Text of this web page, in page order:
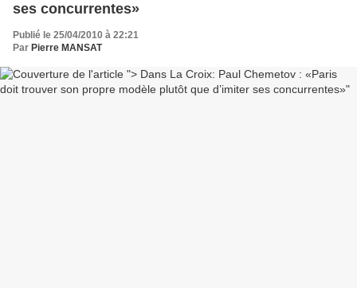
ses concurrentes»
Publié le 25/04/2010 à 22:21
Par Pierre MANSAT